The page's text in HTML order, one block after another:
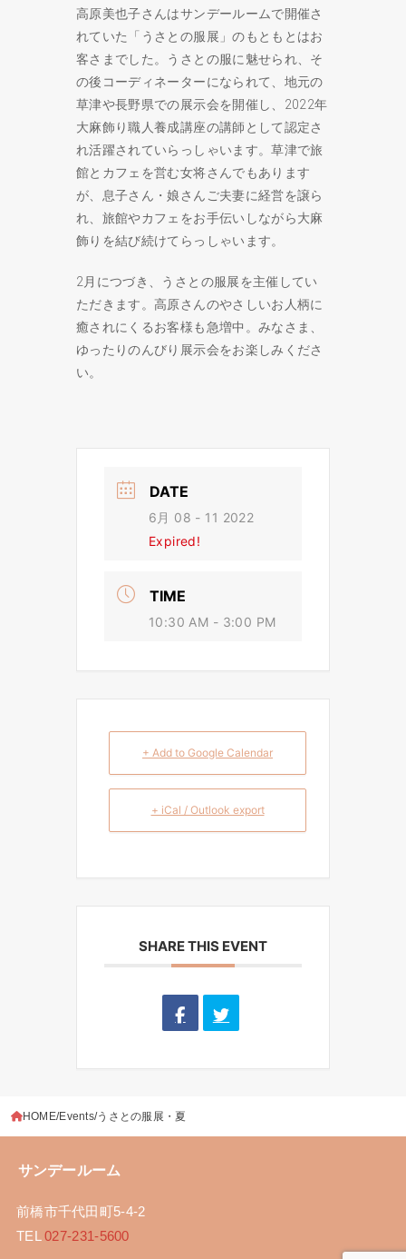
高原美也子さんはサンデールームで開催さ
れていた「うさとの服展」のもともとはお
客さまでした。うさとの服に魅せられ、そ
の後コーディネーターになられて、地元の
草津や長野県での展示会を開催し、2022年
大麻飾り職人養成講座の講師として認定さ
れ活躍されていらっしゃいます。草津で旅
館とカフェを営む女将さんでもあります
が、息子さん・娘さんご夫妻に経営を譲ら
れ、旅館やカフェをお手伝いしながら大麻
飾りを結び続けてらっしゃいます。
2月につづき、うさとの服展を主催してい
ただきます。高原さんのやさしいお人柄に
癒されにくるお客様も急増中。みなさま、
ゆったりのんびり展示会をお楽しみくださ
い。
DATE
6月 08 - 11 2022
Expired!
TIME
10:30 AM - 3:00 PM
+ Add to Google Calendar
+ iCal / Outlook export
SHARE THIS EVENT
HOME Events うさとの服展・夏
サンデールーム
前橋市千代田町5-4-2
TEL027-231-5600